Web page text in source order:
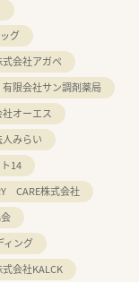
グ
式会社アガペ
有限会社サン調剤薬局
オーエス
みらい
14
CARE株式会社
ィング
式会社KALCK